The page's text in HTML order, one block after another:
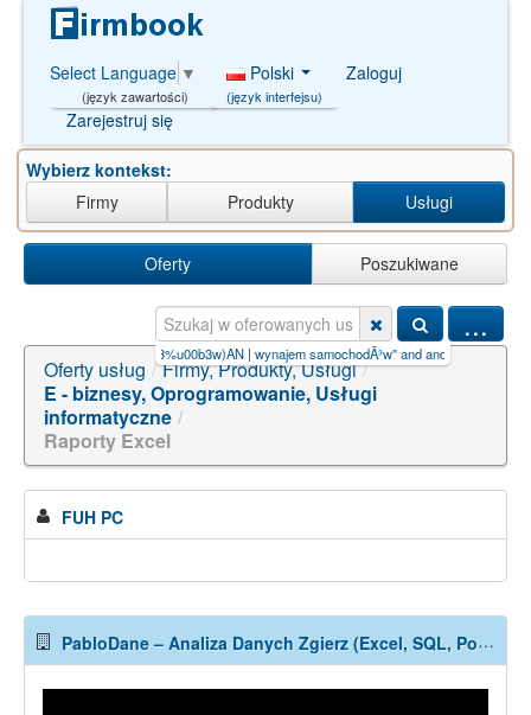
Select Language ▼
(język zawartości)
Polski
(język interfejsu)
Zaloguj
Zarejestruj się
Wybierz kontekst:
Firmy
Produkty Usługi
Oferty Poszukiwane
...
samochod%u00c3%u00b3w)AN|wynajem samochodÃ³w" and and/**/|
Oferty usług / Firmy, Produkty, Usługi /
E - biznesy, Oprogramowanie, Usługi
informatyczne /
Raporty Excel
FUH PC
PabloDane – Analiza Danych Zgierz (Excel, SQL, Power BI)